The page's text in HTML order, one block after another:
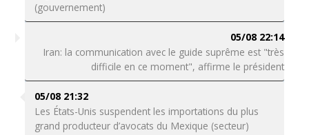
(gouvernement)
05/08 22:14
Iran: la communication avec le guide suprême est "très
difficile en ce moment", affirme le président
05/08 21:32
Les États-Unis suspendent les importations du plus
grand producteur d’avocats du Mexique (secteur)